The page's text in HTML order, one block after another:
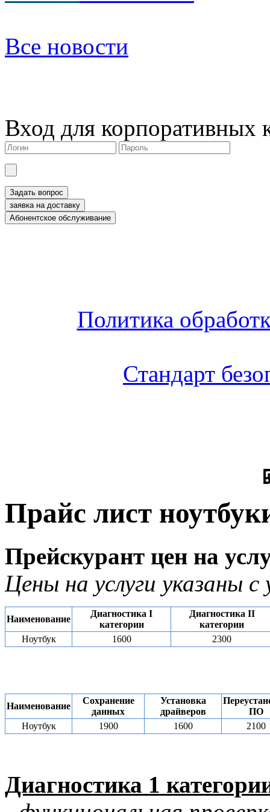
Все новости
Вход для корпоративных
Политика
Стандарт
Прайс лист
Прейскурант цен на
Цены на услуги указаны
Наименование
Диагностика I
категории
Диагностика II
категории
Ноутбук
1600 2300
Наименование
Сохранение
данных
Установка
драйверов
ПО
Ноутбук
1900 1600 2100
Диагностика 1